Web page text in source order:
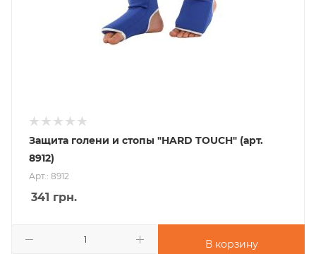
Защита голени и стопы "HARD TOUCH" (арт.
8912)
Арт.: 8912
341 грн.
В корзину